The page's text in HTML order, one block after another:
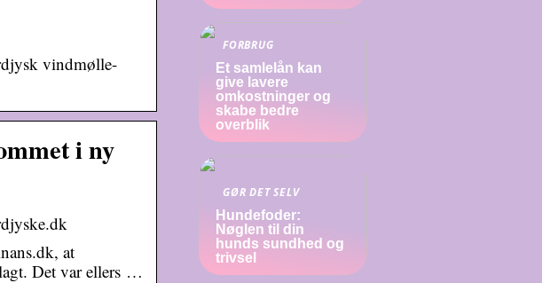
vindmølle-
i ny
at
Det var ellers …
FORBRUG
Et samlelån kan
give lavere
omkostninger og
skabe bedre
overblik
GØR DET SELV
Hundefoder:
Nøglen til din
hunds sundhed og
trivsel